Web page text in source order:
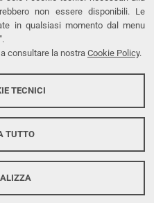
non essere disponibili. Le
in qualsiasi momento dal menu
consultare la nostra Cookie Policy.
TECNICI
TUTTO